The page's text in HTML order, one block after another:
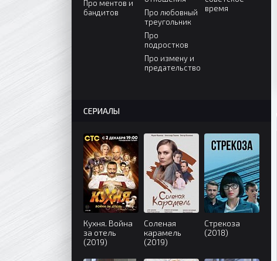
Про ментов и
бандитов
Про любовный
треугольник
Про
подростков
Про измену и
предательство
время
СЕРИАЛЫ
Кухня. Война
за отель
(2019)
Соленая
карамель
(2019)
Стрекоза
(2018)